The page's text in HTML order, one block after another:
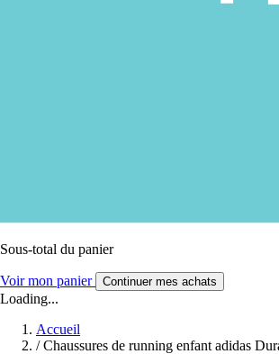
Sous-total du panier
Voir mon panier Continuer mes achats
Loading...
Accueil
/ Chaussures de running enfant adidas